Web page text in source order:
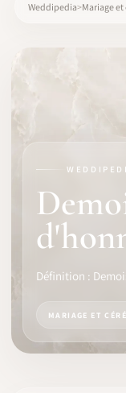
FORMATION
LOGICIEL
IDENTITÉ PRO
Weddipedia Mariage
Définition :
MARIAGE ET